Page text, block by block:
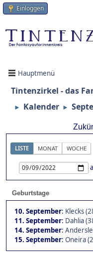
Einloggen
Hauptmenü
Tintenzirkel - das
► Kalender ►
LISTE MONAT WOCHE
Geburtstage
10. September: Klecks
11. September: Dahlia
14. September:
15. September: Oneira